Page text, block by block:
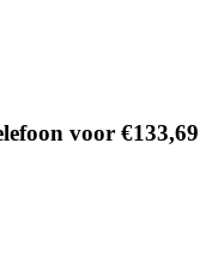
voor €133,69